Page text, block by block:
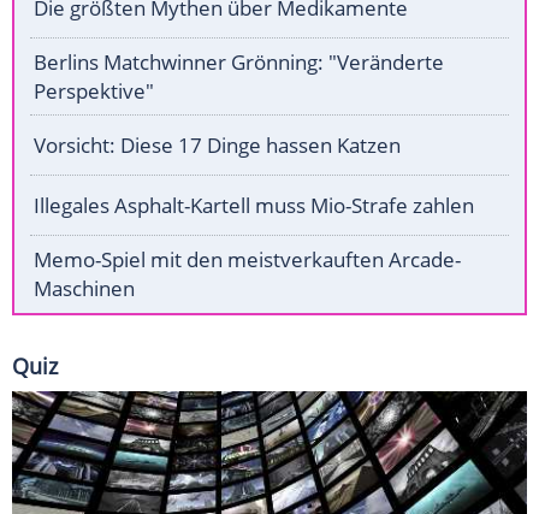
Die größten Mythen über Medikamente
Berlins Matchwinner Grönning: "Veränderte
Perspektive"
Vorsicht: Diese 17 Dinge hassen Katzen
Illegales Asphalt-Kartell muss Mio-Strafe zahlen
Memo-Spiel mit den meistverkauften Arcade-
Maschinen
Quiz